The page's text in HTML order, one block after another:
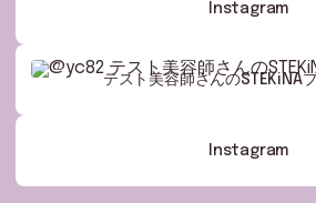
Instagram
テスト美容師さんのSTEKiNAプロフィ
テスト美容師さんのSTEKiNA
Instagram